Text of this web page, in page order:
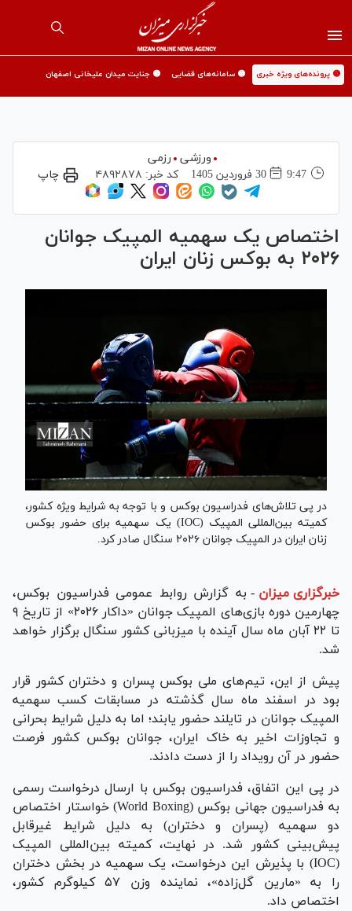
🟡 پرونده‌های ویژه خبری 🟡 سامانه‌های قضایی 🟡 جنایت میدان علیخانی اصفهان
ورزشی
رزمی
9:47
30 فروردين 1405 کد خبر: ۴۸۹۲۸۷۸ چاپ
اختصاص یک سهمیه المپیک جوانان
۲۰۲۶ به بوکس زنان ایران
در پی تلاش‌های فدراسیون بوکس و با توجه به شرایط ویژه کشور،
کمیته بین‌المللی المپیک (IOC) یک سهمیه برای حضور بوکس
زنان ایران در المپیک جوانان ۲۰۲۶ سنگال صادر کرد.
خبرگزاری میزان - به گزارش روابط عمومی فدراسیون بوکس،
چهارمین دوره بازی‌های المپیک جوانان «داکار ۲۰۲۶» از تاریخ ۹
تا ۲۲ آبان ماه سال آینده با میزبانی کشور سنگال برگزار خواهد
شد.
پیش از این، تیم‌های ملی بوکس پسران و دختران کشور قرار
بود در اسفند ماه سال گذشته در مسابقات کسب سهمیه
المپیک جوانان در تایلند حضور یابند؛ اما به دلیل شرایط بحرانی
و تجاوزات اخیر به خاک ایران، جوانان بوکس کشور فرصت
حضور در آن رویداد را از دست دادند.
در پی این اتفاق، فدراسیون بوکس با ارسال درخواست رسمی
به فدراسیون جهانی بوکس (World Boxing) خواستار اختصاص
دو سهمیه (پسران و دختران) به دلیل شرایط غیرقابل
پیش‌بینی کشور شد. در نهایت، کمیته بین‌المللی المپیک
(IOC) با پذیرش این درخواست، یک سهمیه در بخش دختران
را به «مارین گل‌زاده»، نماینده وزن ۵۷ کیلوگرم کشور،
اختصاص داد.